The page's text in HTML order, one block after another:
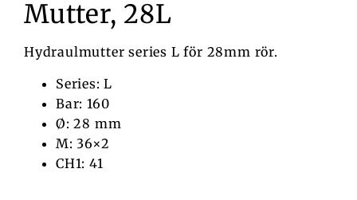
Mutter, 28L
Hydraulmutter series L för 28mm rör.
Series: L
Bar: 160
Ø: 28 mm
M: 36×2
CH1: 41